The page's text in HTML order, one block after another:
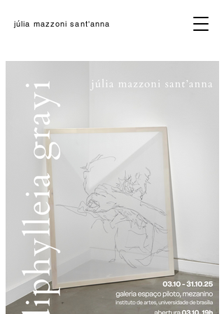
júlia mazzoni sant'anna